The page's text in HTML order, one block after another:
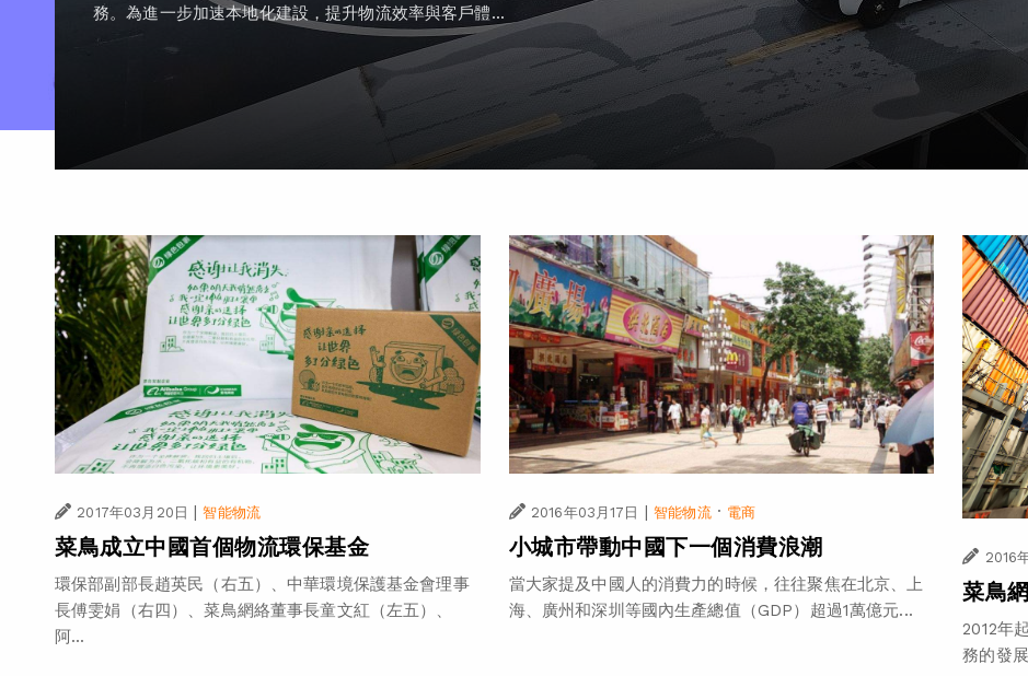
務。為進一步加速本地化建設，提升物流效率與客戶體...
2017年03月20日 智能物流
菜鳥成立中國首個物流環保基金
環保部副部長趙英民（右五）、中華環境保護基金會理事
長傅雯娟（右四）、菜鳥網絡董事長童文紅（左五）、
阿...
2016年03月17日 智能物流· 電商
小城市帶動中國下一個消費浪潮
當大家提及中國人的消費力的時候，往往聚焦在北京、上
海、廣州和深圳等國內生產總值（GDP）超過1萬億元...
2016
菜鳥
2012年
務的發